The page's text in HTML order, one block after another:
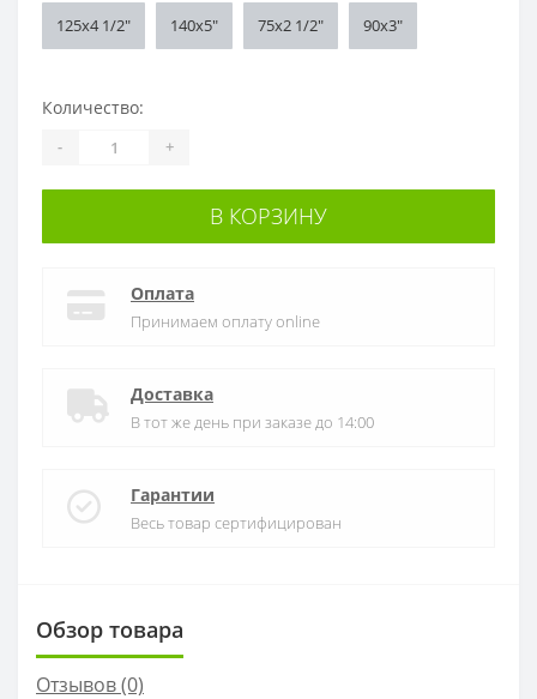
125х4 1/2" 140х5" 75х2 1/2" 90х3"
Количество:
- +
В КОРЗИНУ
Оплата
Принимаем оплату online
Доставка
В тот же день при заказе до 14:00
Гарантии
Весь товар сертифицирован
Обзор товара
Отзывов (0)